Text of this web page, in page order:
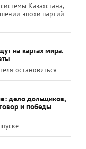
Казахстана,
эпохи партий
на картах мира.
остановиться
дело дольщиков,
и победы